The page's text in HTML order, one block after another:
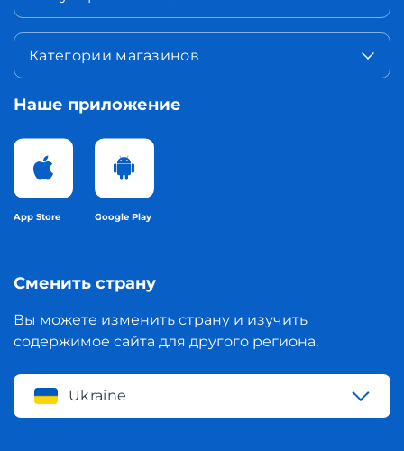
Категории магазинов
Наше приложение
App Store Google Play
Сменить страну
Вы можете изменить страну и изучить
содержимое сайта для другого региона.
Ukraine